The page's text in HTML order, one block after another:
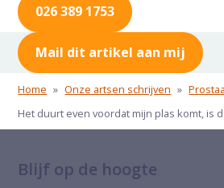
026 389 1753
Mail dit artikel aan mij
Home » Onze artsen schrijven »
Het duurt even voordat mijn plas komt, is
Blijf op de hoogte